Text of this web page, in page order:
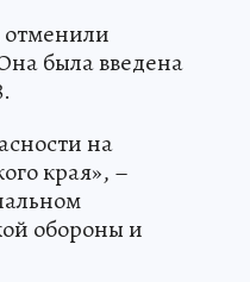
была введена
на
края», –
обороны и